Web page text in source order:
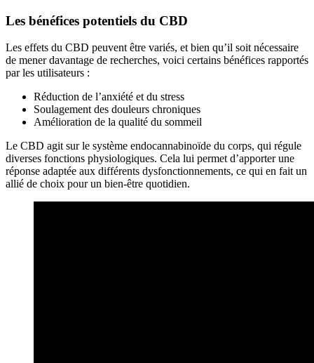
Les bénéfices potentiels du CBD
Les effets du CBD peuvent être variés, et bien qu’il soit nécessaire
de mener davantage de recherches, voici certains bénéfices rapportés
par les utilisateurs :
Réduction de l’anxiété et du stress
Soulagement des douleurs chroniques
Amélioration de la qualité du sommeil
Le CBD agit sur le système endocannabinoïde du corps, qui régule
diverses fonctions physiologiques. Cela lui permet d’apporter une
réponse adaptée aux différents dysfonctionnements, ce qui en fait un
allié de choix pour un bien-être quotidien.